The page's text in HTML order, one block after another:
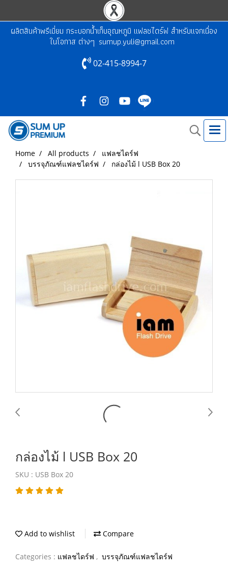
ผลิตสินค้าพรีเมี่ยม กระบอกน้ำเก็บอุณหภูมิ แฟลชไดร์ฟ สำหรับแจกเนื่อง
ในโอกาส ต่างๆ sumup.yuli@gmail.com
02-415-8994-7
Home All products
แฟลชไดร์ฟ
บรรจุภัณฑ์แฟลชไดร์ฟ
กล่องไม้ l USB Box 20
กล่องไม้ l USB Box 20
SKU : USB Box 20
Add to wishlist Compare
Categories : แฟลชไดร์ฟ , บรรจุภัณฑ์แฟลชไดร์ฟ